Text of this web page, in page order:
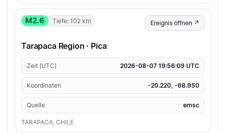
M2.6 Tiefe: 102 km Ereignis öffnen ↗
Tarapaca Region · Pica
Zeit (UTC) 2026-08-07 19:56:09 UTC
Koordinaten -20.220, -68.950
Quelle emsc
TARAPACA, CHILE